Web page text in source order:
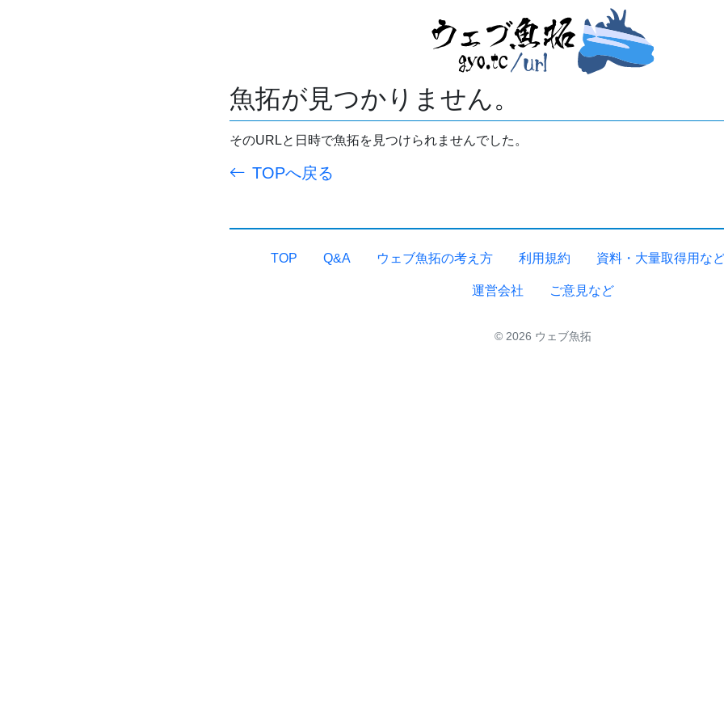
魚拓が見つかりません。
そのURLと日時で魚拓を見つけられませんでした。
TOPへ戻る
TOP Q&A ウェブ魚拓の考え方 利用規約 資料・大量取得用な
運営会社 ご意見など
© 2026 ウェブ魚拓